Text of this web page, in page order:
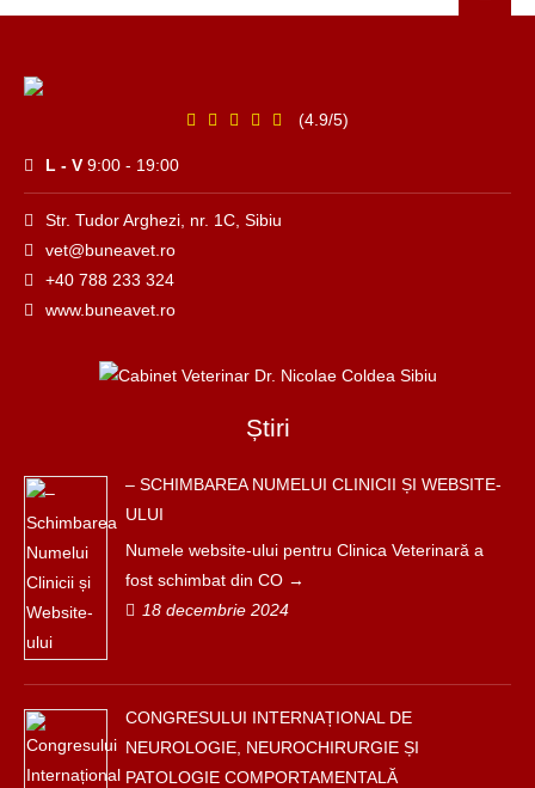
(4.9/5)
L - V 9:00 - 19:00
Str. Tudor Arghezi, nr. 1C, Sibiu
vet@buneavet.ro
+40 788 233 324
www.buneavet.ro
Știri
– SCHIMBAREA NUMELUI CLINICII ȘI WEBSITE-
ULUI
Numele website-ului pentru Clinica Veterinară a
fost schimbat din CO
18 decembrie 2024
CONGRESULUI INTERNAȚIONAL DE
NEUROLOGIE, NEUROCHIRURGIE ȘI
PATOLOGIE COMPORTAMENTALĂ